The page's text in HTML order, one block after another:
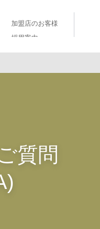
加盟店のお客様
採用案内
質問